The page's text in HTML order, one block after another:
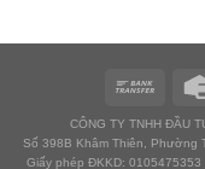
CÔNG TY TNHH ĐẦU
Số 398B Khâm Thiên, Phường
Giấy phép ĐKKD: